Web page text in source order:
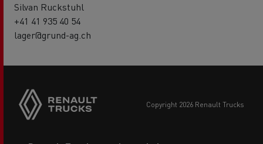
Silvan Ruckstuhl
+41 41 935 40 54
lager@grund-ag.ch
copyright 2026 Renault Trucks